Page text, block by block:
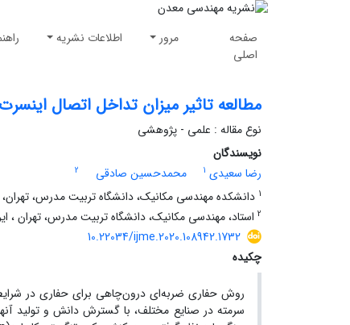
صفحه
اصلی
مرور اطلاعات نشریه
مطالعه تاثیر میزان تداخل اتصال
نوع مقاله : علمی - پژوهشی
نویسندگان
رضا سعیدی 1 محمدحسین صادقی
2
1 دانشکده مهندسی مکانیک، دانشگاه تربیت مدرس، تهران،
2 استاد، مهندسی مکانیک، دانشگاه تربیت مدرس، تهران ،
10.22034/ijme.2020.108942.1732
چکیده
روش حفاری ضربه‌ای درون‌چاهی برای حفاری در
سرمته در صنایع مختلف، با گسترش دانش و تولید